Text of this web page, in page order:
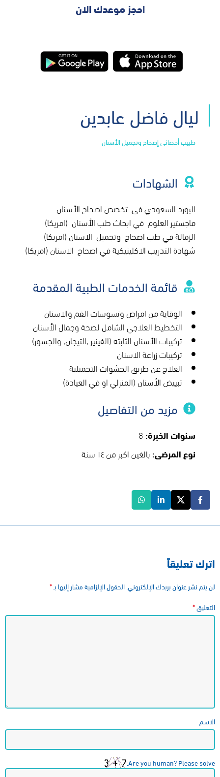
ليال فاضل عابدين
طبيب أخصائي إصحاح وتجميل الأسنان
الشهادات
البورد السعودي في تخصص اصحاح الأسنان
ماجستير العلوم في ابحاث طب الأسنان (امريكا)
الزمالة في طب اصحاح وتجميل الاسنان (امريكا)
شهادة التدريب الاكلينيكية في اصحاح الاسنان (امريكا)
قائمة الخدمات الطبية المقدمة
الوقاية من امراض وتسوسات الفم والاسنان
التخطيط العلاجي الشامل لصحة وجمال الأسنان
تركيبات الأسنان الثابتة (الفينير ,التيجان, والجسور)
تركيبات زراعة الاسنان
العلاج عن طريق الحشوات التجميلية
تبييض الأسنان (المنزلي او في العيادة)
مزيد من التفاصيل
سنوات الخبرة:8
نوع المرضى:بالغين اكبر من ١٤ سنة
احجز موعدك الان
اترك تعليقاً
لن يتم نشر عنوان بريدك الإلكتروني. الحقول الإلزامية مشار إليها بـ *
التعليق*
الاسم
Are you human? Please solve: